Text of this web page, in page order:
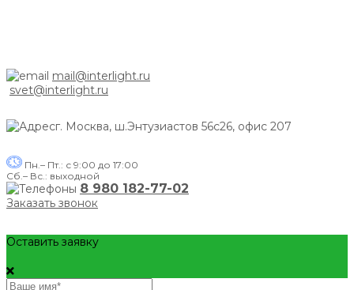
mail@interlight.ru
svet@interlight.ru
г. Москва, ш.Энтузиастов 56с26, офис 207
Пн.– Пт.: с 9:00 до 17:00
Сб.– Вс.: выходной
8 980 182-77-02
Заказать звонок
Оставить заявку